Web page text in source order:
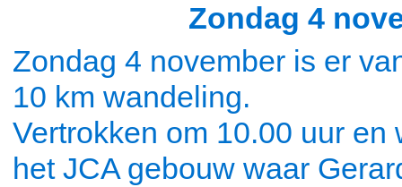
Zondag 4
Zondag 4 november is er
10 km wandeling.
Vertrokken om 10.00 uur
het JCA gebouw waar